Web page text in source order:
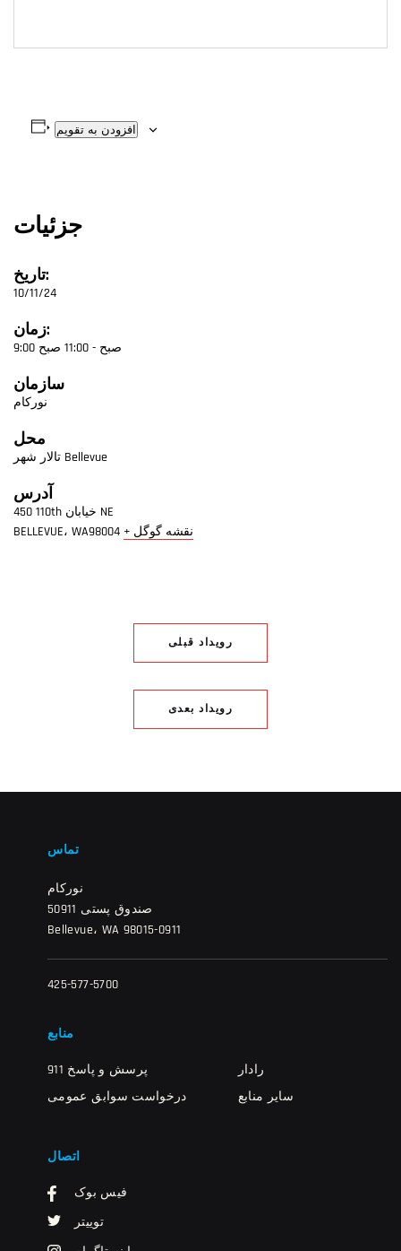
افزودن به تقویم
جزئیات
تاریخ:
10/11/24
زمان:
9:00 صبح - 11:00 صبح
سازمان
نورکام
محل
تالار شهر Bellevue
آدرس
450 110th خیابان NE
BELLEVUE، WA98004 + نقشه گوگل
رویداد قبلی
رویداد بعدی
تماس
نورکام
صندوق پستی 50911
Bellevue، WA 98015-0911
425-577-5700
منابع
911 پرسش و پاسخ
درخواست سوابق عمومی
رادار
سایر منابع
اتصال
فیس بوک
توییتر